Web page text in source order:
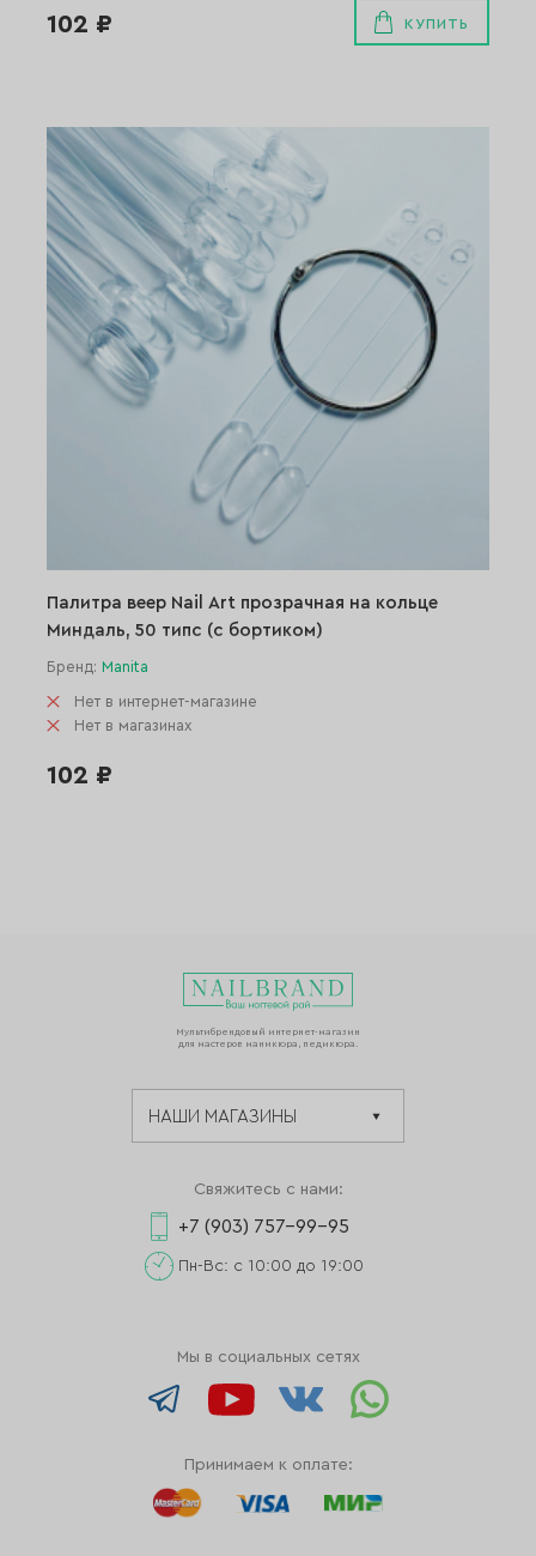
102 ₽ КУПИТЬ
Палитра веер Nail Art прозрачная на кольце
Миндаль, 50 типс (с бортиком)
Бренд: Manita
Нет в интернет-магазине
Нет в магазинах
102 ₽
Мультибрендовый интернет-магазин
для мастеров маникюра, педикюра.
Свяжитесь с нами:
+7 (903) 757-99-95
Пн-Вс: с 10:00 до 19:00
Мы в социальных сетях
Принимаем к оплате: